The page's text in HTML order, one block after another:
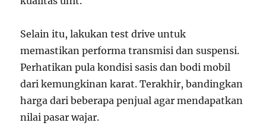
Selain itu, lakukan test drive untuk
memastikan performa transmisi dan suspensi.
Perhatikan pula kondisi sasis dan bodi mobil
dari kemungkinan karat. Terakhir, bandingkan
harga dari beberapa penjual agar mendapatkan
nilai pasar wajar.